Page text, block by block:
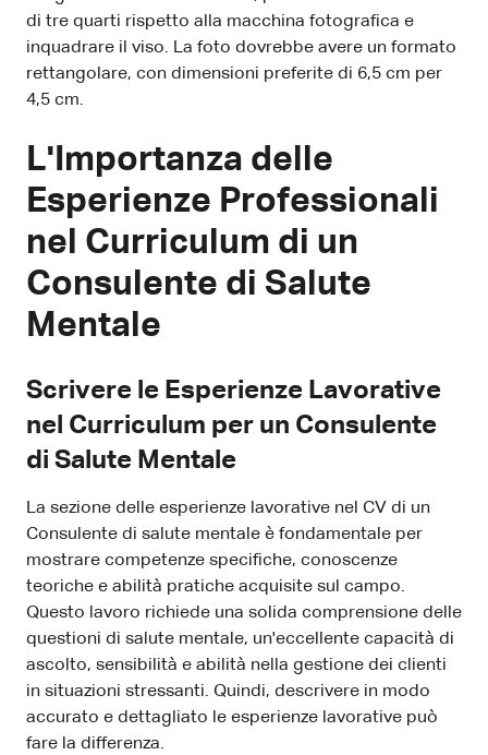
di tre quarti rispetto alla macchina fotografica e
inquadrare il viso. La foto dovrebbe avere un formato
rettangolare, con dimensioni preferite di 6,5 cm per
4,5 cm.
L'Importanza delle
Esperienze Professionali
nel Curriculum di un
Consulente di Salute
Mentale
Scrivere le Esperienze Lavorative
nel Curriculum per un Consulente
di Salute Mentale
La sezione delle esperienze lavorative nel CV di un
Consulente di salute mentale è fondamentale per
mostrare competenze specifiche, conoscenze
teoriche e abilità pratiche acquisite sul campo.
Questo lavoro richiede una solida comprensione delle
questioni di salute mentale, un'eccellente capacità di
ascolto, sensibilità e abilità nella gestione dei clienti
in situazioni stressanti. Quindi, descrivere in modo
accurato e dettagliato le esperienze lavorative può
fare la differenza.